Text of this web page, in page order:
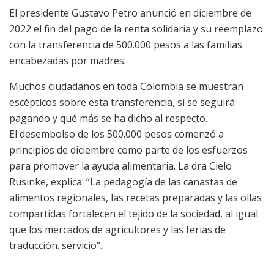
El presidente Gustavo Petro anunció en diciembre de
2022 el fin del pago de la renta solidaria y su reemplazo
con la transferencia de 500.000 pesos a las familias
encabezadas por madres.
Muchos ciudadanos en toda Colombia se muestran
escépticos sobre esta transferencia, si se seguirá
pagando y qué más se ha dicho al respecto.
El desembolso de los 500.000 pesos comenzó a
principios de diciembre como parte de los esfuerzos
para promover la ayuda alimentaria. La dra Cielo
Rusinke, explica: “La pedagogía de las canastas de
alimentos regionales, las recetas preparadas y las ollas
compartidas fortalecen el tejido de la sociedad, al igual
que los mercados de agricultores y las ferias de
traducción. servicio”.